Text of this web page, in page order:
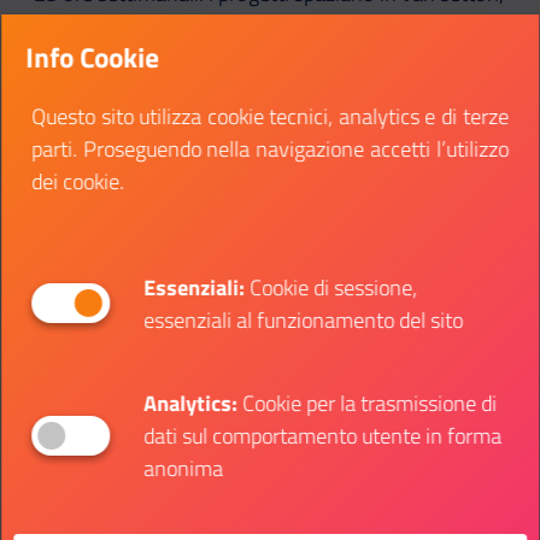
partecipazione garantisce una riserva di posti nei
Per informazioni sull’evento:BNL Italy Major
premier Padel 2025
Info Cookie
Questo sito utilizza cookie tecnici, analytics e di terze
parti. Proseguendo nella navigazione accetti l’utilizzo
dei cookie.
Essenziali:Cookie di sessione,
essenziali al funzionamento del sito
Analytics:Cookie per la trasmissione di
dati sul comportamento utente in forma
anonima